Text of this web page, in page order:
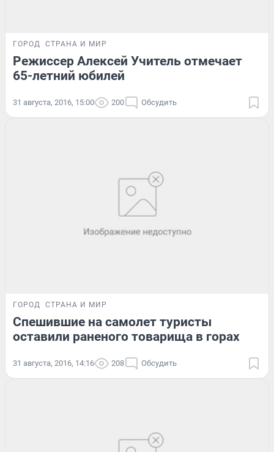
ГОРОД СТРАНА И МИР
Режиссер Алексей Учитель отмечает
65-летний юбилей
31 августа, 2016, 15:00 200 Обсудить
ГОРОД СТРАНА И МИР
Спешившие на самолет туристы
оставили раненого товарища в горах
31 августа, 2016, 14:16 208 Обсудить